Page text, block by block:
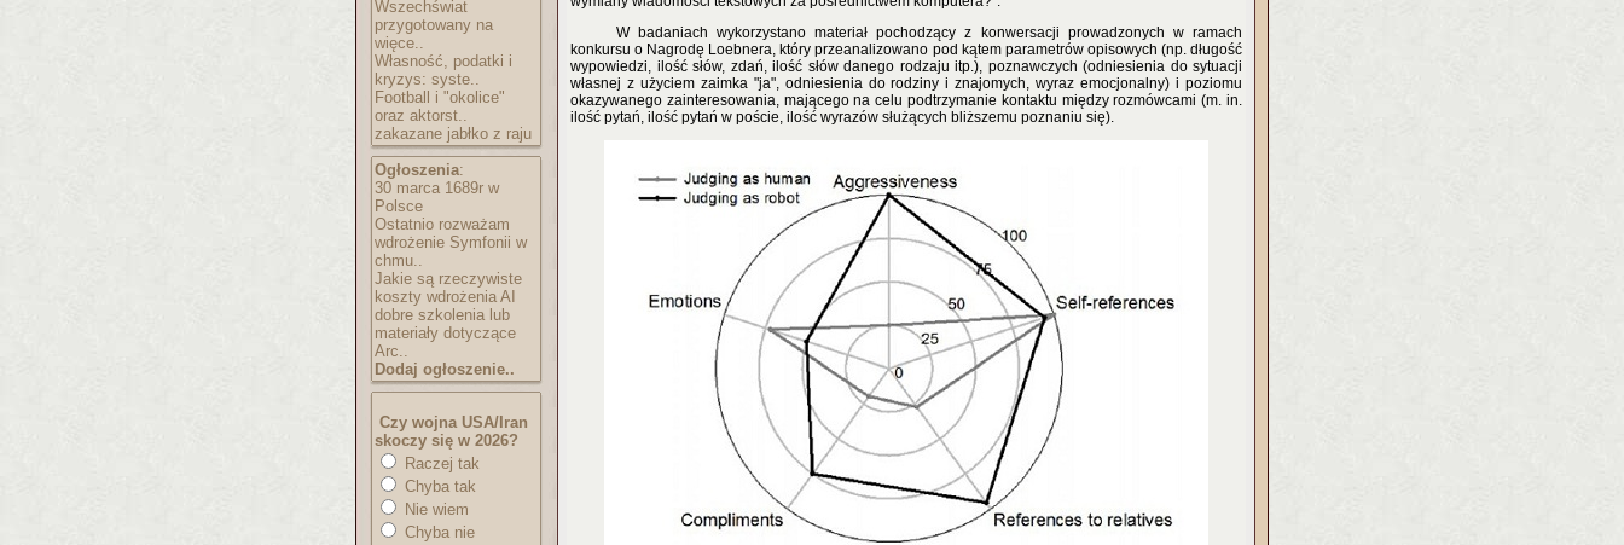
Wszechświat
przygotowany na
więce..
Własność, podatki i
kryzys: syste..
Football i "okolice"
oraz aktorst..
zakazane jabłko z raju
Ogłoszenia:
30 marca 1689r w
Polsce
Ostatnio rozważam
wdrożenie Symfonii w
chmu..
Jakie są rzeczywiste
koszty wdrożenia AI
dobre szkolenia lub
materiały dotyczące
Arc..
Dodaj ogłoszenie..
Czy wojna USA/Iran
skoczy się w 2026?
Raczej tak
Chyba tak
Nie wiem
Chyba nie
W badaniach wykorzystano materiał pochodzący z konwersacji prowadzonych w ramach
konkursu o Nagrodę Loebnera, który przeanalizowano pod kątem parametrów opisowych (np. długość
wypowiedzi, ilość słów, zdań, ilość słów danego rodzaju itp.), poznawczych (odniesienia do sytuacji
własnej z użyciem zaimka "ja", odniesienia do rodziny i znajomych, wyraz emocjonalny) i poziomu
okazywanego zainteresowania, mającego na celu podtrzymanie kontaktu między rozmówcami (m. in.
ilość pytań, ilość pytań w poście, ilość wyrazów służących bliższemu poznaniu się).